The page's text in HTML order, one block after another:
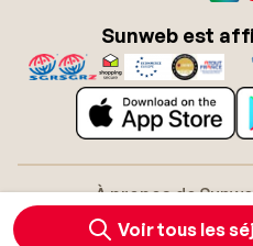
Voir tous les
Sunweb est
À propos de
Conditions générales
Déclaration d'accessibilité